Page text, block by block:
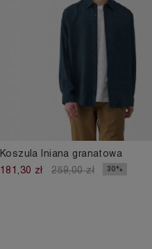
Koszula lniana granatowa
181,30 zł
259,00 zł 30%